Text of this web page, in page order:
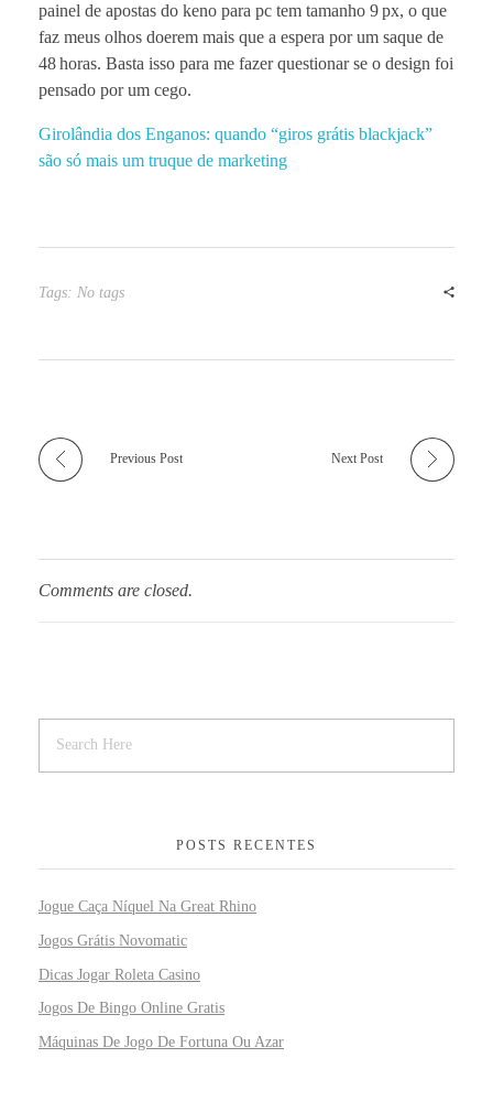
painel de apostas do keno para pc tem tamanho 9 px, o que
faz meus olhos doerem mais que a espera por um saque de
48 horas. Basta isso para me fazer questionar se o design foi
pensado por um cego.
Girolândia dos Enganos: quando “giros grátis blackjack”
são só mais um truque de marketing
Tags: No tags
Previous Post Next Post
Comments are closed.
POSTS RECENTES
Jogue Caça Níquel Na Great Rhino
Jogos Grátis Novomatic
Dicas Jogar Roleta Casino
Jogos De Bingo Online Gratis
Máquinas De Jogo De Fortuna Ou Azar